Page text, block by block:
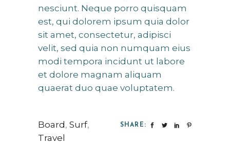
nesciunt. Neque porro quisquam
est, qui dolorem ipsum quia dolor
sit amet, consectetur, adipisci
velit, sed quia non numquam eius
modi tempora incidunt ut labore
et dolore magnam aliquam
quaerat duo quae voluptatem.
Board, Surf,
Travel
SHARE: